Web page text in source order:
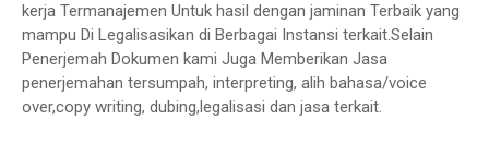
kerja Termanajemen Untuk hasil dengan jaminan Terbaik yang
mampu Di Legalisasikan di Berbagai Instansi terkait.Selain
Penerjemah Dokumen kami Juga Memberikan Jasa
penerjemahan tersumpah, interpreting, alih bahasa/voice
over,copy writing, dubing,legalisasi dan jasa terkait.